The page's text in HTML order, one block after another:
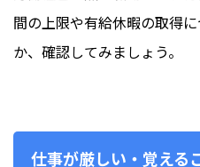
間の上限や有給休暇の取得
か、確認してみましょう。
仕事が厳しい・覚える